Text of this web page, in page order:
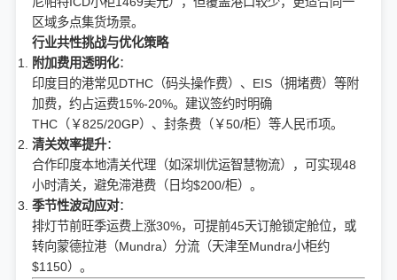
区域多点集货场景。
行业共性挑战与优化策略
附加费用透明化：
印度目的港常见DTHC（码头操作费）、EIS（拥堵费）等附
加费，约占运费15%-20%。建议签约时明确
THC（￥825/20GP）、封条费（￥50/柜）等人民币项。
清关效率提升：
合作印度本地清关代理（如深圳优运智慧物流），可实现48
小时清关，避免滞港费（日均$200/柜）。
季节性波动应对：
排灯节前旺季运费上涨30%，可提前45天订舱锁定舱位，或
转向蒙德拉港（Mundra）分流（天津至Mundra小柜约
$1150）。